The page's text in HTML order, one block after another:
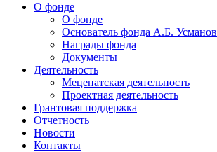
О фонде
О фонде
Основатель фонда А.Б. Усманов
Награды фонда
Документы
Деятельность
Меценатская деятельность
Проектная деятельность
Грантовая поддержка
Отчетность
Новости
Контакты